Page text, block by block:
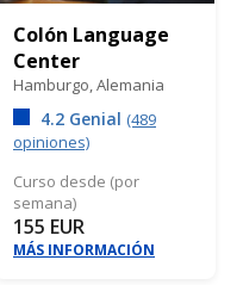
Colón Language
Center
Hamburgo,Alemania
4.2 Genial (489
opiniones)
Curso desde (por
semana)
155 EUR
MÁS INFORMACIÓN